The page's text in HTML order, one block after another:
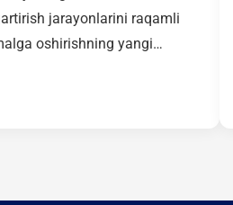
jarayonlarini raqamli
oshirishning yangi
joriy etish maqsadida